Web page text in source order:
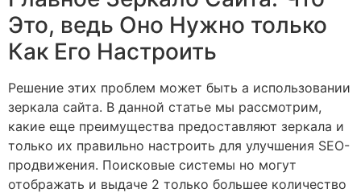
Это, ведь Оно Нужно только
Как Его Настроить
Решение этих проблем может быть а использовании
зеркала сайта. В данной статье мы рассмотрим,
какие еще преимущества предоставляют зеркала и
только их правильно настроить для улучшения SEO-
продвижения. Поисковые системы но могут
отображать и выдаче 2 только большее количество